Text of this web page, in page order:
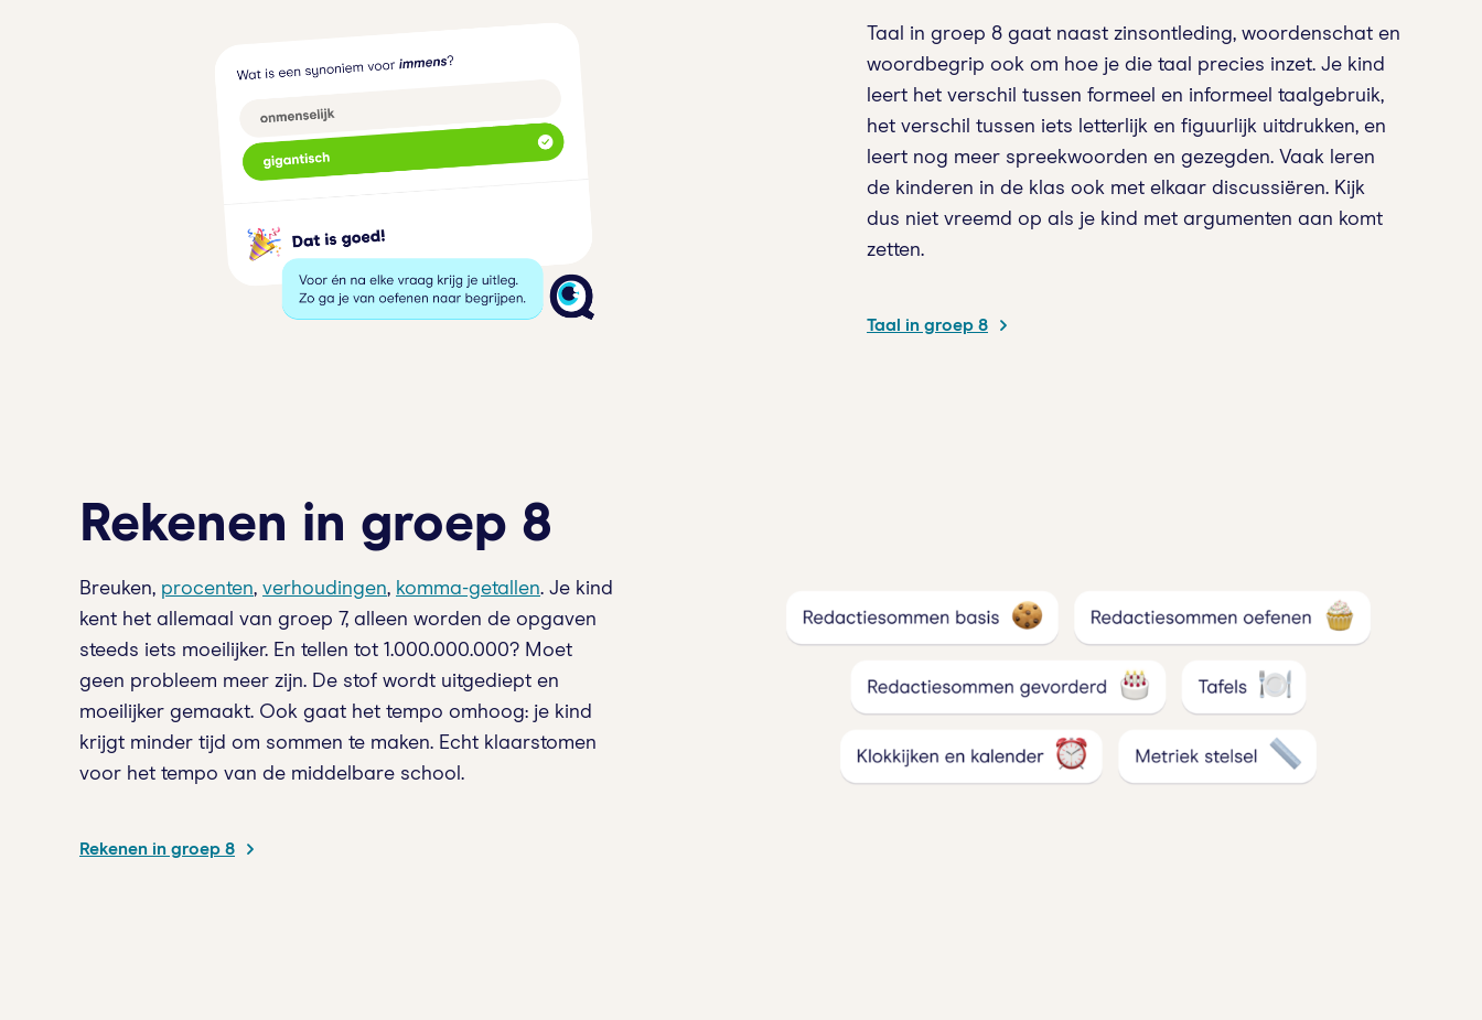
Taal in groep 8 gaat naast zinsontleding, woordenschat en
woordbegrip ook om hoe je die taal precies inzet. Je kind
leert het verschil tussen formeel en informeel taalgebruik,
het verschil tussen iets letterlijk en figuurlijk uitdrukken, en
leert nog meer spreekwoorden en gezegden. Vaak leren
de kinderen in de klas ook met elkaar discussiëren. Kijk
dus niet vreemd op als je kind met argumenten aan komt
zetten.
Taal in groep 8
Rekenen in groep 8
Breuken, procenten,verhoudingen, komma-getallen. Je kind
kent het allemaal van groep 7, alleen worden de opgaven
steeds iets moeilijker. En tellen tot 1.000.000.000? Moet
geen probleem meer zijn. De stof wordt uitgediept en
moeilijker gemaakt. Ook gaat het tempo omhoog: je kind
krijgt minder tijd om sommen te maken. Echt klaarstomen
voor het tempo van de middelbare school.
Rekenen in groep 8